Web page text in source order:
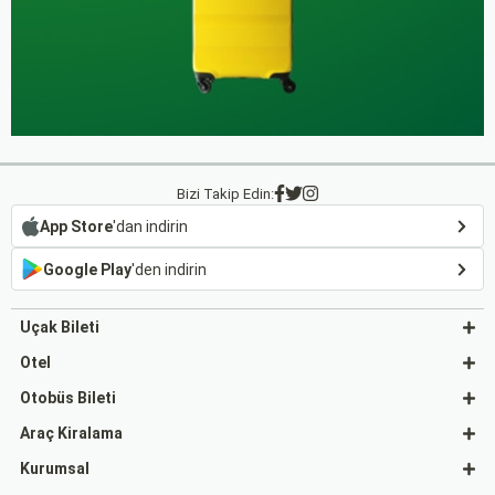
Bizi Takip Edin:
App Store'dan indirin
Google Play'den indirin
Uçak Bileti
Otel
Otobüs Bileti
Araç Kiralama
Kurumsal